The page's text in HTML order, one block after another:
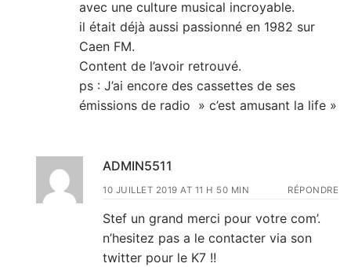
avec une culture musical incroyable.
il était déjà aussi passionné en 1982 sur
Caen FM.
Content de l’avoir retrouvé.
ps : J’ai encore des cassettes de ses
émissions de radio » c’est amusant la life »
ADMIN5511
10 JUILLET 2019 AT 11 H 50 MIN RÉPONDRE
Stef un grand merci pour votre com’.
n’hesitez pas a le contacter via son
twitter pour le K7 !!